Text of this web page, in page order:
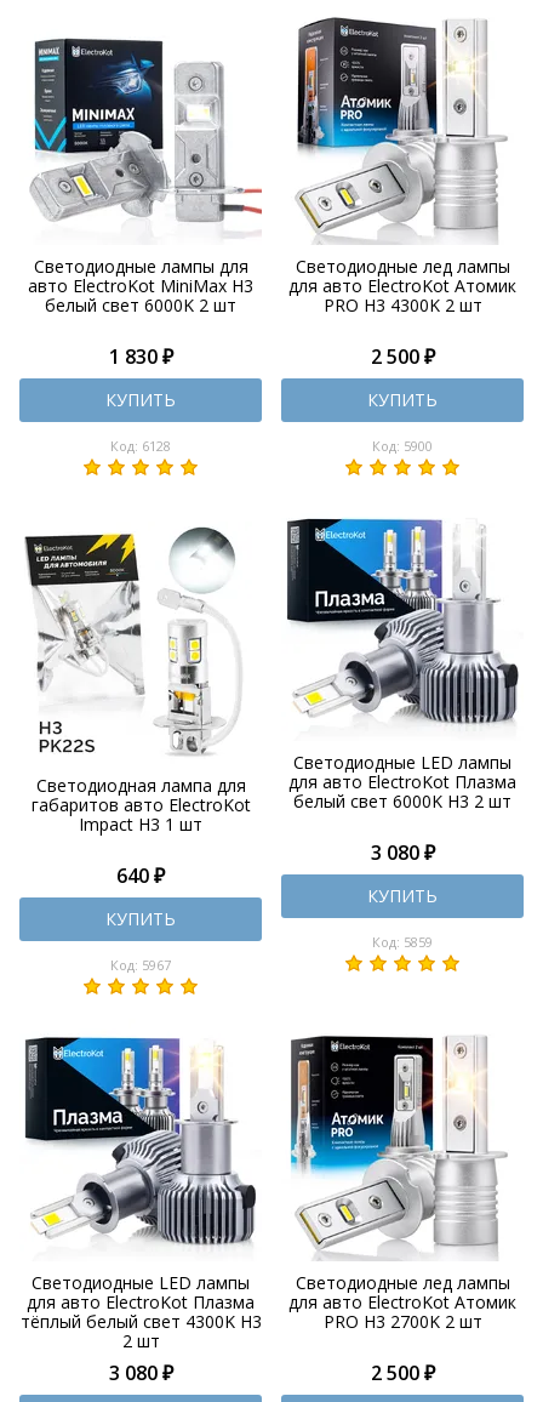
Светодиодные лампы для
авто ElectroKot MiniMax H3
белый свет 6000K 2 шт
1 830 ₽
КУПИТЬ
Код: 6128
Светодиодные лед лампы
для авто ElectroKot Атомик
PRO H3 4300K 2 шт
2 500 ₽
КУПИТЬ
Код: 5900
Светодиодная лампа для
габаритов авто ElectroKot
Impact H3 1 шт
640 ₽
КУПИТЬ
Код: 5967
Светодиодные LED лампы
для авто ElectroKot Плазма
белый свет 6000K H3 2 шт
3 080 ₽
КУПИТЬ
Код: 5859
Светодиодные LED лампы
для авто ElectroKot Плазма
тёплый белый свет 4300K H3
2 шт
3 080 ₽
Светодиодные лед лампы
для авто ElectroKot Атомик
PRO H3 2700K 2 шт
2 500 ₽